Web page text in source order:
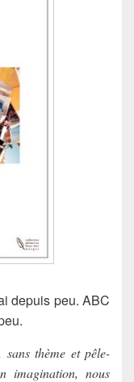
depuis peu. ABC
sans thème et pêle-
imagination, nous